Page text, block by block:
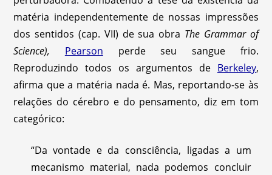
matéria independentemente de nossas impressões
dos sentidos (cap. VII) de sua obra The Grammar of
Science),
Pearson perde seu sangue frio.
Reproduzindo todos os argumentos de Berkeley,
afirma que a matéria nada é. Mas, reportando-se às
relações do cérebro e do pensamento, diz em tom
categórico:
“Da vontade e da consciência, ligadas a um
mecanismo material, nada podemos concluir